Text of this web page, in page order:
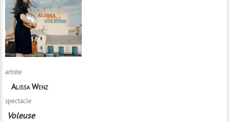
artiste
Alissa Wenz
spectacle
Voleuse